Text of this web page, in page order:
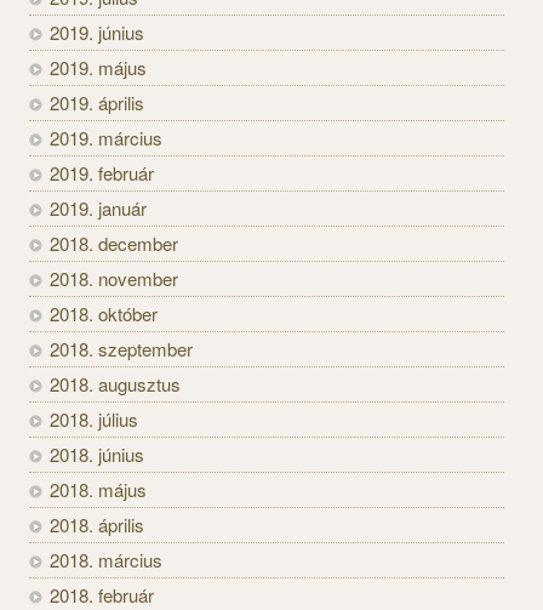
2019. június
2019. május
2019. április
2019. március
2019. február
2019. január
2018. december
2018. november
2018. október
2018. szeptember
2018. augusztus
2018. július
2018. június
2018. május
2018. április
2018. március
2018. február